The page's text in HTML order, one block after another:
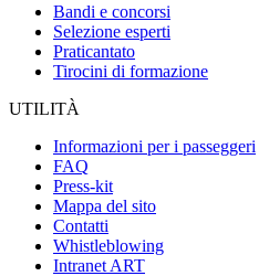
Bandi e concorsi
Selezione esperti
Praticantato
Tirocini di formazione
UTILITÀ
Informazioni per i passeggeri
FAQ
Press-kit
Mappa del sito
Contatti
Whistleblowing
Intranet ART